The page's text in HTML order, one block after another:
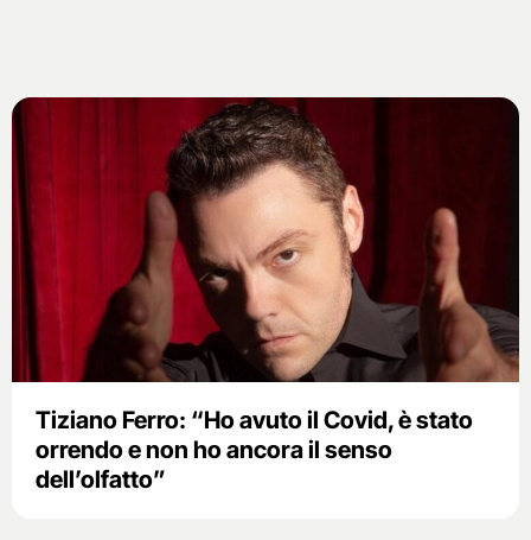
Tiziano Ferro: “Ho avuto il Covid, è stato
orrendo e non ho ancora il senso
dell’olfatto”